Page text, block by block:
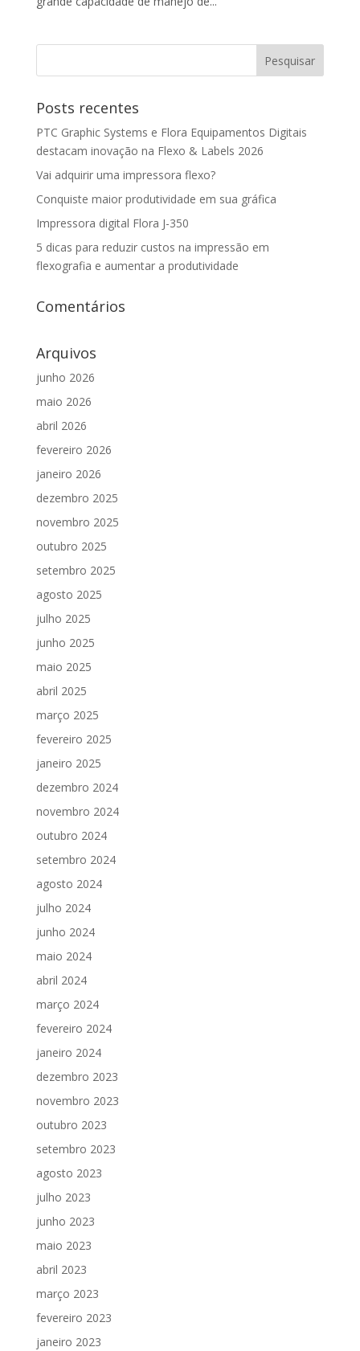
Posts recentes
PTC Graphic Systems e Flora Equipamentos Digitais
destacam inovação na Flexo & Labels 2026
Vai adquirir uma impressora flexo?
Conquiste maior produtividade em sua gráfica
Impressora digital Flora J-350
5 dicas para reduzir custos na impressão em
flexografia e aumentar a produtividade
Comentários
Arquivos
junho 2026
maio 2026
abril 2026
fevereiro 2026
janeiro 2026
dezembro 2025
novembro 2025
outubro 2025
setembro 2025
agosto 2025
julho 2025
junho 2025
maio 2025
abril 2025
março 2025
fevereiro 2025
janeiro 2025
dezembro 2024
novembro 2024
outubro 2024
setembro 2024
agosto 2024
julho 2024
junho 2024
maio 2024
abril 2024
março 2024
fevereiro 2024
janeiro 2024
dezembro 2023
novembro 2023
outubro 2023
setembro 2023
agosto 2023
julho 2023
junho 2023
maio 2023
abril 2023
março 2023
fevereiro 2023
janeiro 2023